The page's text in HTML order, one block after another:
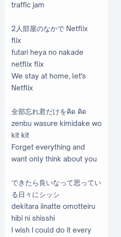
traffic jam
2人部屋のなかで Netflix
flix
futari heya no nakade
netflix flix
We stay at home, let's
Netflix
全部忘れ君だけをคิด คิด
zenbu wasure kimidake wo
kit kit
Forget everything and
want only think about you
できたら良いなって思ってい
る日々にシッシ
dekitara iinatte omotteiru
hibi ni shisshi
I wish I could do it every